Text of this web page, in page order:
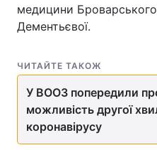
медицини
Дементьєвої.
ЧИТАЙТЕ ТАКОЖ
У ВООЗ попередили
можливість другої
коронавірусу